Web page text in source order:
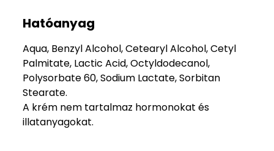
Hatóanyag
Aqua, Benzyl Alcohol, Cetearyl Alcohol, Cetyl
Palmitate, Lactic Acid, Octyldodecanol,
Polysorbate 60, Sodium Lactate, Sorbitan
Stearate.
A krém nem tartalmaz hormonokat és
illatanyagokat.